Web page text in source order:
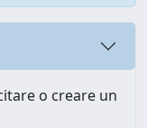
o creare un